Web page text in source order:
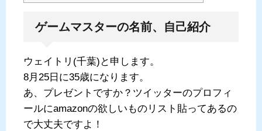
ゲームマスターの名前、自己紹介
ウェイトリ(千葉)と申します。
8月25日に35歳になります。
あ、プレゼントですか？ツイッターのプロフィ
ールにamazonの欲しいものリスト貼ってあるの
で大丈夫ですよ！